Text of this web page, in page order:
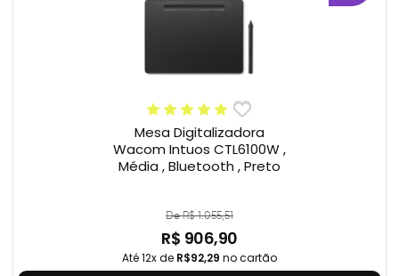
Mesa Digitalizadora
Wacom Intuos CTL6100W ,
Média , Bluetooth , Preto
De R$ 1.055,51
R$ 906,90
Até 12x de R$92,29 no cartão